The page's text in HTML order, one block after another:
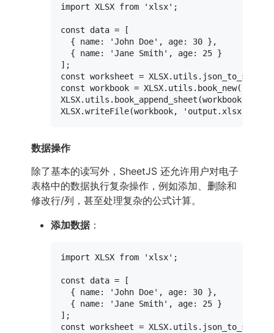
import XLSX from 'xlsx' ;
const data = [
  {
name: 'John Doe' , age: 30 },
  {
name: 'Jane Smith' , age: 25 }
const worksheet = XLSX. utils . json_to_sheet
const workbook = XLSX. utils . book_new
XLSX. utils . book_append_sheet (workbook,
XLSX.writeFile(workbook, 'output.xlsx'
数据操作
除了基本的读写外，SheetJS 还允许用户对电子
表格中的数据执行复杂操作，例如添加、删除和
修改行/列，甚至处理复杂的公式计算。
添加数据：
import XLSX from 'xlsx' ;
const data = [
  {
name: 'John Doe' , age: 30 },
  {
name: 'Jane Smith' , age: 25 }
const worksheet = XLSX. utils . json_to_sheet